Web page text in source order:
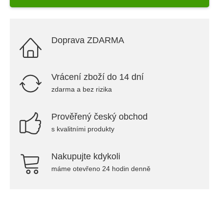
Doprava ZDARMA
Vrácení zboží do 14 dní
zdarma a bez rizika
Prověřený český obchod
s kvalitními produkty
Nakupujte kdykoli
máme otevřeno 24 hodin denně